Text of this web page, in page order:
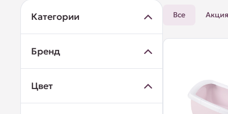
Категории
Бренд
Цвет
Все